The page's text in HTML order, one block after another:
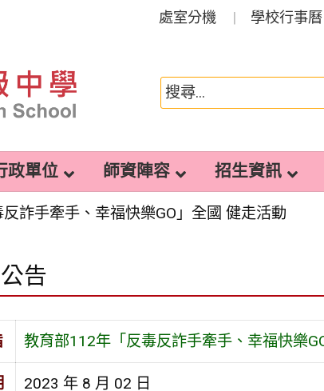
處室分機 學校行事曆
政單位 師資陣容 招生資訊
詐手牽手、幸福快樂GO」全國 健走活動
告
教育部112年「反毒反詐手牽手、幸福快樂
2023 年 8 月 02 日